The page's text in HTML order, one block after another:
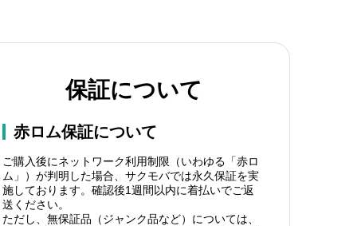
保証について
赤ロム保証について
ご購入後にネットワーク利用制限（いわゆる「赤ロ
ム」）が判明した場合、サクモバでは永久保証を実
施しております。確認後1週間以内に着払いでご返
送ください。
ただし、無保証品（ジャンク品など）については、